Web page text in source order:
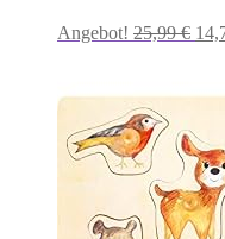
Angebot! 25,99€